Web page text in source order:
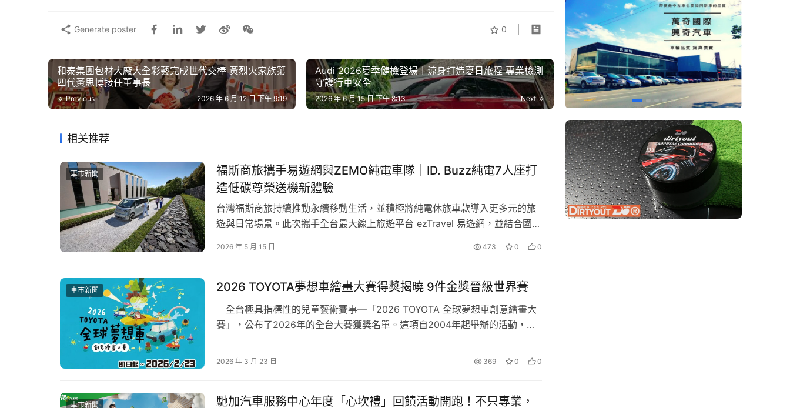
由台中產業園區服務中心、西屯區衛生所指導，協和里辦公室、東海大學校友會及澄清基金會共同主辦的「東海愛無
界」端午音樂市集，將於 06/17(三) 晚間於東海好消息廣場熱鬧登場。活動由台灣精品品牌 PGO 摩特動力串聯、中
科企業、在地社區、大專院校、新住民團體、跨國移工及公益組織等多元族群，共同打造融合文化、公益與永續精神
的交流平台。
0
Generate poster
和泰集團包材大廠大全彩藝完成世代交棒 黃烈火家族第
四代黃思博接任董事長
Previous 2026 年 6 月 12 日 下午 9:19
Audi 2026夏季健檢登場｜涼身打造夏日旅程 專業檢測
守護行車安全
Next
2026 年 6 月 15 日 下午 8:13
相关推荐
車市新聞
福斯商旅攜手易遊網與ZEMO純電車隊｜ID. Buzz純電7人座打
造低碳尊榮送機新體驗
台灣福斯商旅持續推動永續移動生活，並積極將純電休旅車款導入更多元的旅
遊與日常場景。此次攜手全台最大線上旅遊平台 ezTravel 易遊網，並結合國內
禮遇服務。活動期間凡透過 ezTravel 易遊網預訂指定機票或機加酒商品，且於
2026 年 5 月 15 日 473 0 0
車市新聞 2026 TOYOTA夢想車繪畫大賽得獎揭曉 9件金獎晉級世界賽
全台極具指標性的兒童藝術賽事—「2026 TOYOTA 全球夢想車創意繪畫大
賽」，公布了2026年的全台大賽獲獎名單。這項自2004年起舉辦的活動，至
現了台灣豐沛的藝術創作能量。 此次的夢想車評審團指出，本屆作品不僅
2026 年 3 月 23 日 369 0 0
車市新聞
馳加汽車服務中心年度「心坎禮」回饋活動開跑！不只專業，